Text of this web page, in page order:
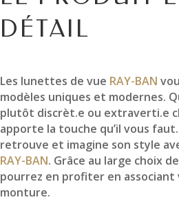
DÉTAIL
Les lunettes de vue RAY-BAN
modèles uniques et modernes.
plutôt discrèt.e ou extraverti.e
apporte la touche qu’il vous faut.
retrouve et imagine son style
RAY-BAN. Grâce au large choix
pourrez en profiter en
monture.